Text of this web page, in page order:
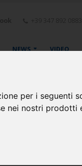
per i seguenti
nei nostri prodotti
NEWS VIDEO